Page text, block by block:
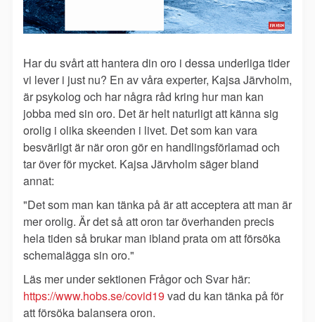
Har du svårt att hantera din oro i dessa underliga tider
vi lever i just nu? En av våra experter, Kajsa Järvholm,
är psykolog och har några råd kring hur man kan
jobba med sin oro. Det är helt naturligt att känna sig
orolig i olika skeenden i livet. Det som kan vara
besvärligt är när oron gör en handlingsförlamad och
tar över för mycket. Kajsa Järvholm säger bland
annat:
"Det som man kan tänka på är att acceptera att man är
mer orolig. Är det så att oron tar överhanden precis
hela tiden så brukar man ibland prata om att försöka
schemalägga sin oro."
Läs mer under sektionen Frågor och Svar här:
https://www.hobs.se/covid19 vad du kan tänka på för
att försöka balansera oron.